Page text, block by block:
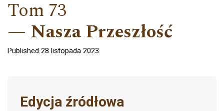
Tom 73
Nasza Przeszłość
Published 28 listopada 2023
Edycja źródłowa